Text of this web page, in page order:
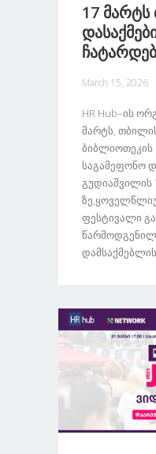
17
March 15, 2026
HR Hub–Ის
Მარტს,
Ბიბლიოთეკის
Საგამეფონო
Გუდიაშვილის
Ფესტივალი
Დამსაქმებლის